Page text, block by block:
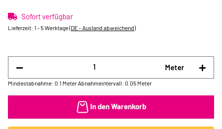
Sofort verfügbar
Lieferzeit: 1 - 5 Werktage(DE - Ausland abweichend)
Meter
Mindestabnahme: 0.1 Meter Abnahmeintervall: 0.05 Meter
In den Warenkorb